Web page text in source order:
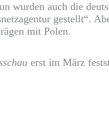
wurden auch die
gestellt“.
mit Polen.
erst im März